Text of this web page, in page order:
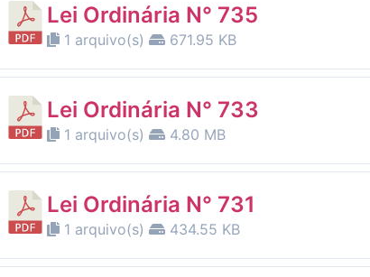
Lei Ordinária N° 735
1 arquivo(s) 671.95 KB
Lei Ordinária N° 733
1 arquivo(s) 4.80 MB
Lei Ordinária N° 731
1 arquivo(s) 434.55 KB